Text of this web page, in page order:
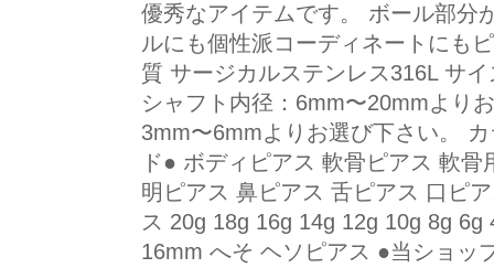
優秀なアイテムです。 ボール部分
ルにも個性派コーディネートにも
質 サージカルステンレス316L サ
シャフト内径：6mm〜20mmより
3mm〜6mmよりお選び下さい。
ド● ボディピアス 軟骨ピアス 軟
明ピアス 鼻ピアス 舌ピアス 口ピ
ス 20g 18g 16g 14g 12g 10g 8g
16mm へそ ヘソピアス ●当ショッ